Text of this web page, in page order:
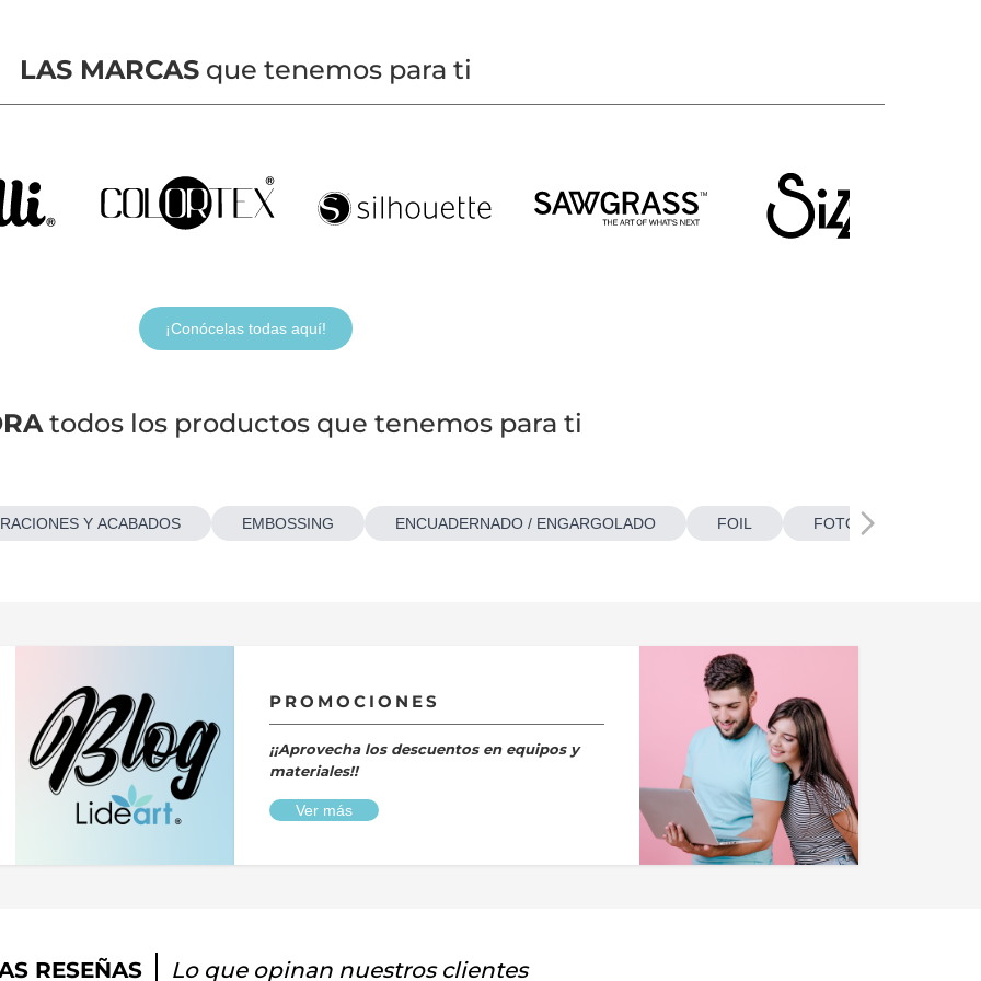
LAS MARCASque tenemos para ti
¡Conócelas todas aquí!
todos los productos que tenemos para ti
Y ACABADOS EMBOSSING ENCUADERNADO / ENGARGOLADO FOIL FOTOBOTONES
PROMOCIONES
¡¡Aprovecha los descuentos en equipos y
materiales!!
Ver más
RESEÑAS Lo que opinan nuestros clientes